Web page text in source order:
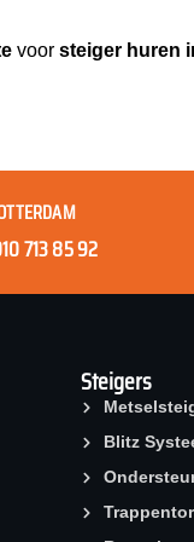
voor steiger huren
713 85 92
Steigers
Blitz